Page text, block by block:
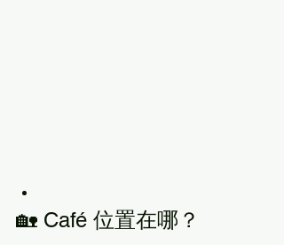
🏡 Café 位置在哪？